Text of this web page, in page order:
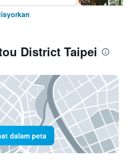
District Taipei
dalam peta